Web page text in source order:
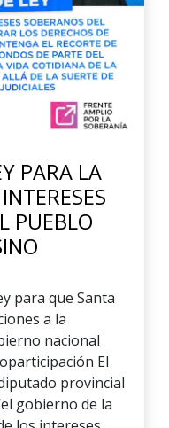
PARA LA
PUEBLO
para que Santa
a la
nacional
El
provincial
gobierno de la